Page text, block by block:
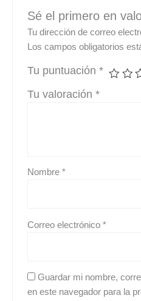
Sé el primero en
Tu dirección de correo
Los campos obligatorios
Tu puntuación*
Tu valoración*
Nombre*
Correo electrónico*
Guardar mi nombre,
en este navegador para la